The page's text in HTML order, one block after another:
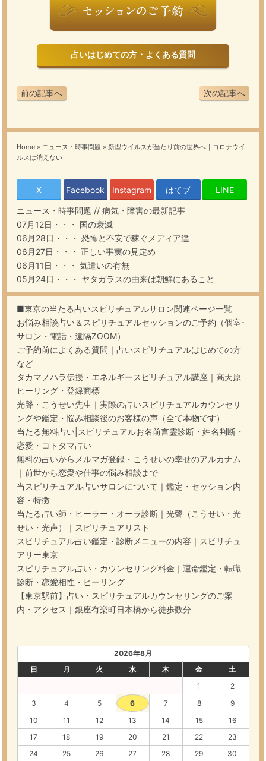
占いはじめての方・よくある質問
次の記事へ
前の記事へ
Home » ニュース・時事問題 » 新型ウイルスが当たり前の世界へ｜コロナウイ
ルスは消えない
X Facebook Instagram はてブ LINE
ニュース・時事問題 //病気・障害の最新記事
07月12日・・・ 国の衰滅
06月28日・・・ 恐怖と不安で稼ぐメディア達
06月27日・・・ 正しい事実の見定め
06月11日・・・ 気遣いの有無
05月24日・・・ ヤタガラスの由来は朝鮮にあること
■東京の当たる占いスピリチュアルサロン関連ページ一覧
お悩み相談占い＆スピリチュアルセッションのご予約（個室･
サロン・電話・遠隔ZOOM）
ご予約前によくある質問｜占いスピリチュアルはじめての方
など
タカマノハラ伝授・エネルギースピリチュアル講座｜高天原
ヒーリング・登録商標
光聲・こうせい先生｜実際の占いスピリチュアルカウンセリ
ングや鑑定・悩み相談後のお客様の声（全て本物です）
当たる無料占い|スピリチュアルお名前言霊診断・姓名判断・
恋愛・コトタマ占い
無料の占いからメルマガ登録・こうせいの幸せのアルカナム
｜前世から恋愛や仕事の悩み相談まで
当スピリチュアル占いサロンについて｜鑑定・セッション内
容・特徴
当たる占い師・ヒーラー・オーラ診断｜光聲（こうせい・光
せい・光声）｜スピリチュアリスト
スピリチュアル占い鑑定・診断メニューの内容｜スピリチュ
アリー東京
スピリチュアル占い・カウンセリング料金｜運命鑑定・転職
診断・恋愛相性・ヒーリング
【東京駅前】占い・スピリチュアルカウンセリングのご案
内・アクセス｜銀座有楽町日本橋から徒歩数分
2026年8月
日
月 火 水 木 金
土
1
2
3
4 5 6 7 8
9
10
11 12 13 14 15
16
17
18 19 20 21 22
23
24
25 26 27 28 29 30